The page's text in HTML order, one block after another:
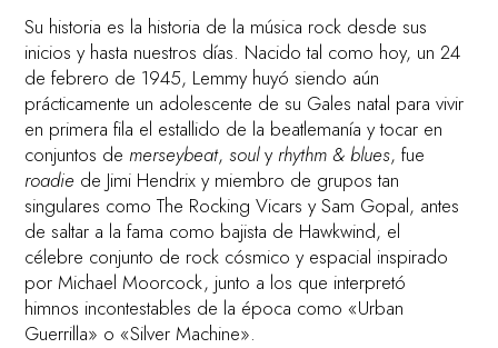
Su historia es la historia de la música rock desde sus
inicios y hasta nuestros días. Nacido tal como hoy, un 24
de febrero de 1945, Lemmy huyó siendo aún
prácticamente un adolescente de su Gales natal para vivir
en primera fila el estallido de la beatlemanía y tocar en
conjuntos demerseybeat,soulyrhythm & blues, fue
roadie de Jimi Hendrix y miembro de grupos tan
singulares como The Rocking Vicars y Sam Gopal, antes
de saltar a la fama como bajista de Hawkwind, el
célebre conjunto de rock cósmico y espacial inspirado
por Michael Moorcock, junto a los que interpretó
himnos incontestables de la época como «Urban
Guerrilla» o «Silver Machine».